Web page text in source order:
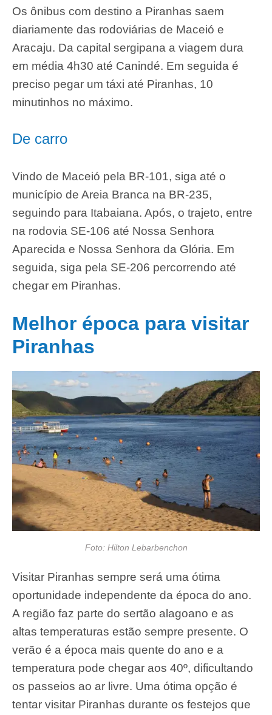
Os ônibus com destino a Piranhas saem
diariamente das rodoviárias de Maceió e
Aracaju. Da capital sergipana a viagem dura
em média 4h30 até Canindé. Em seguida é
preciso pegar um táxi até Piranhas, 10
minutinhos no máximo.
De carro
Vindo de Maceió pela BR-101, siga até o
município de Areia Branca na BR-235,
seguindo para Itabaiana. Após, o trajeto, entre
na rodovia SE-106 até Nossa Senhora
Aparecida e Nossa Senhora da Glória. Em
seguida, siga pela SE-206 percorrendo até
chegar em Piranhas.
Melhor época para visitar
Piranhas
Foto: Hilton Lebarbenchon
Visitar Piranhas sempre será uma ótima
oportunidade independente da época do ano.
A região faz parte do sertão alagoano e as
altas temperaturas estão sempre presente. O
verão é a época mais quente do ano e a
temperatura pode chegar aos 40º, dificultando
os passeios ao ar livre. Uma ótima opção é
tentar visitar Piranhas durante os festejos que